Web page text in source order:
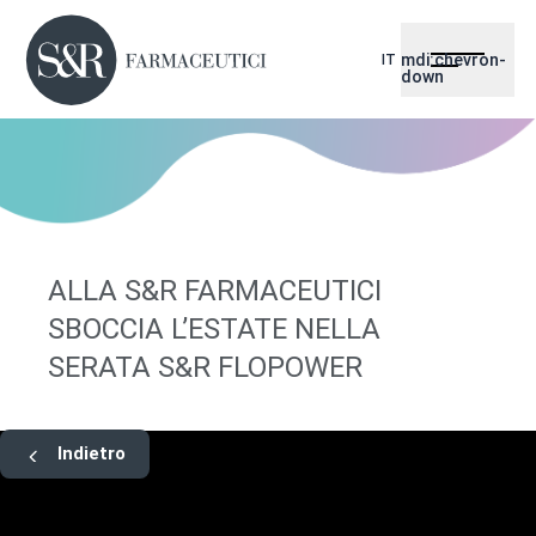
IT mdi:chevron-
down
ALLA S&R FARMACEUTICI
SBOCCIA L’ESTATE NELLA
SERATA S&R FLOPOWER
Indietro